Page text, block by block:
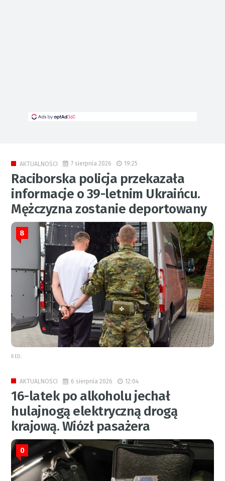
AKTUALNOŚCI 7 sierpnia 2026 19:25
Raciborska policja przekazała
informacje o 39-letnim Ukraińcu.
Mężczyzna zostanie deportowany
8
RED.
AKTUALNOŚCI 6 sierpnia 2026 12:04
16-latek po alkoholu jechał
hulajnogą elektryczną drogą
krajową. Wiózł pasażera
0